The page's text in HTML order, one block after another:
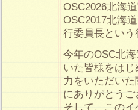
OSC2026北海
OSC2017北海
行委員長とい
今年のOSC北
いた皆様をは
力をいただい
にありがとうご
そして、この